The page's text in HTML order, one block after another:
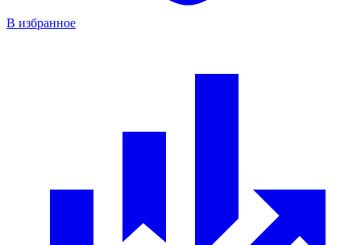
В избранное